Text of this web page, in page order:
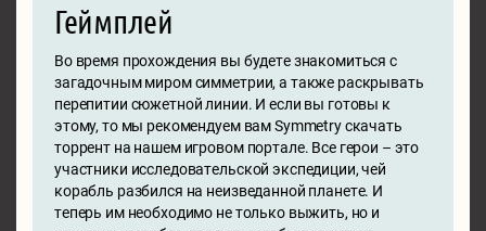
Геймплей
Во время прохождения вы будете знакомиться с
загадочным миром симметрии, а также раскрывать
перепитии сюжетной линии. И если вы готовы к
этому, то мы рекомендуем вам Symmetry скачать
торрент на нашем игровом портале. Все герои – это
участники исследовательской экспедиции, чей
корабль разбился на неизведанной планете. И
теперь им необходимо не только выжить, но и